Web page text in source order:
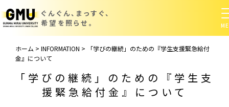
ぐんぐん、まっすぐ、
希望を照らせ。
ホーム > INFORMATION >
「学びの継続」のための『学生支援緊急給付
金』について
「学びの継続」のための『学生支
援緊急給付金』について